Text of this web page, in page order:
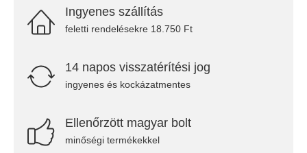
Ingyenes szállítás
feletti rendelésekre 18.750 Ft
14 napos visszatérítési jog
ingyenes és kockázatmentes
Ellenőrzött magyar bolt
minőségi termékekkel